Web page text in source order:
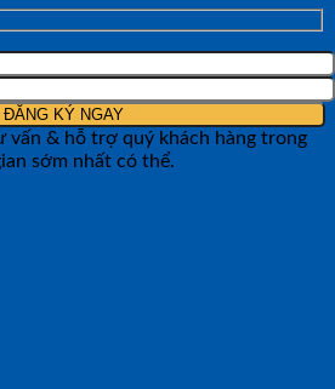
vấn & hỗ trợ quý khách hàng trong
sớm nhất có thể.